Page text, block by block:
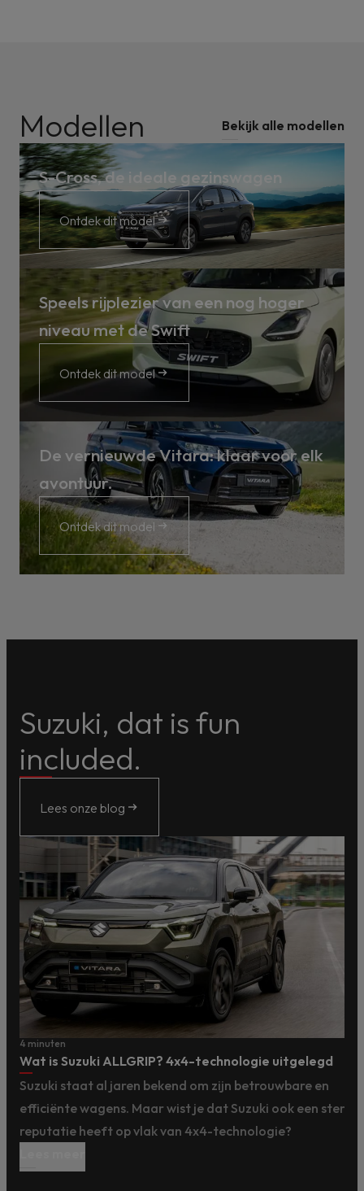
Modellen Bekijk alle modellen
S-Cross, de ideale gezinswagen
Ontdek dit model
Speels rijplezier van een nog hoger
niveau met de Swift
Ontdek dit model
De vernieuwde Vitara: klaar voor elk
avontuur.
Ontdek dit model
Suzuki, dat is fun
included.
Lees onze blog
Maak kennis met de Suzuki Tsuki Edition
6 minuten
Suzuki introduceert met de Tsuki Edition een exclusieve
uitvoering van twee populaire modellen: de Suzuki Vitara
Suzuki S-Cross.